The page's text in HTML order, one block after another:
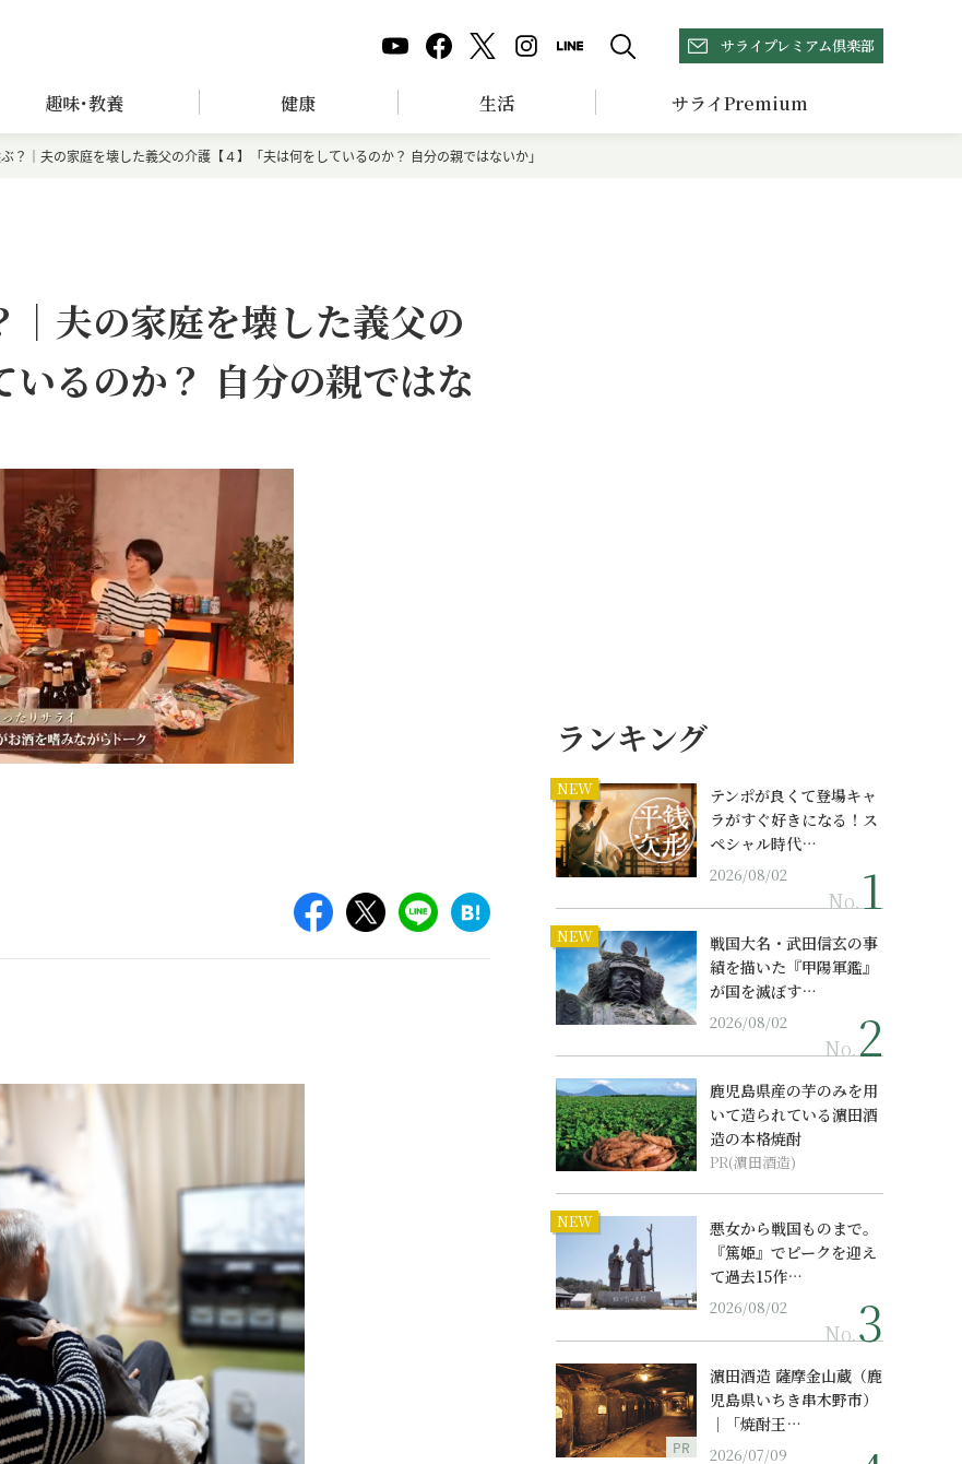
サライプレミアム倶楽部
趣味･教養 健康 生活 サライPremium
？｜夫の家庭を壊した義父の介護【４】「夫は何をしているのか？ 自分の親ではないか」
夫の家庭を壊した義父の
るのか？ 自分の親ではな
ランキング
NEW
テンポが良くて登場キャ
ラがすぐ好きになる！ス
ペシャル時代…
2026/08/02
No.
NEW
戦国大名・武田信玄の事
績を描いた『甲陽軍鑑』
が国を滅ぼす…
2026/08/02
No.
鹿児島県産の芋のみを用
いて造られている濵田酒
造の本格焼酎
PR(濵田酒造)
NEW
悪女から戦国ものまで。
『篤姫』でピークを迎え
て過去15作…
2026/08/02
No.
PR
濵田酒造 薩摩金山蔵（鹿
児島県いちき串木野市）
｜「焼酎王…
2026/07/09